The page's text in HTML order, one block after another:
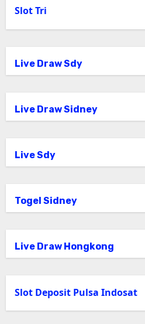
Slot Tri
Live Draw Sdy
Live Draw Sidney
Live Sdy
Togel Sidney
Live Draw Hongkong
Slot Deposit Pulsa Indosat